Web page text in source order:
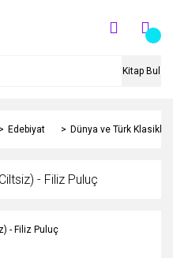
Kitap Bul
Edebiyat Dünya ve Türk Klasikleri
- Filiz Puluç